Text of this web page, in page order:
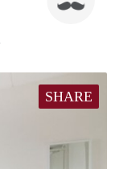
SHARE